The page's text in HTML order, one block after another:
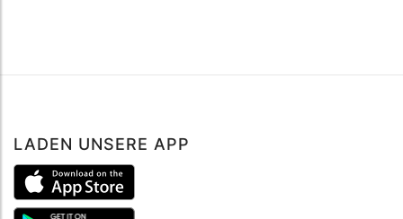
LADEN UNSERE APP